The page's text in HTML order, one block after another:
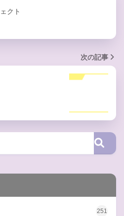
クト
次の記事
251